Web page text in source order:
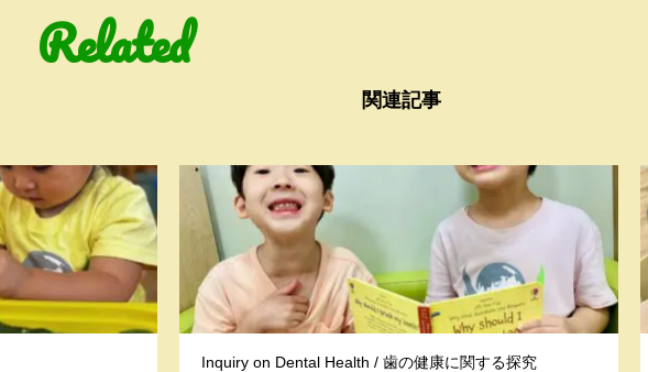
Related
関連記事
Inquiry on Dental Health / 歯の健康に関する探究